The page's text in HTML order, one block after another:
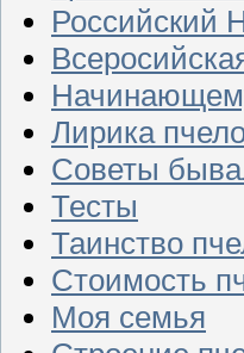
Российский
Лирика
Советы
Тесты
Таинство
Стоимость
Моя семья